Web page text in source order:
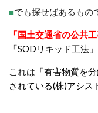
■でも探せばあるもの
「国土交通省の公共
「SODリキッド工法」
これは 「有害物質を
されている(株)アシス